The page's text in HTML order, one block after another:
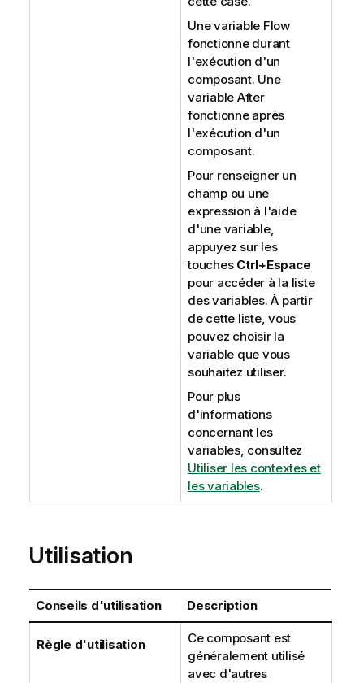
Une variable Flow
fonctionne durant
l'exécution d'un
composant. Une
variable After
fonctionne après
l'exécution d'un
composant.
Pour renseigner un
champ ou une
expression à l'aide
d'une variable,
appuyez sur les
touches Ctrl+Espace
pour accéder à la liste
des variables. À partir
de cette liste, vous
pouvez choisir la
variable que vous
souhaitez utiliser.
Pour plus
d'informations
concernant les
variables, consultez
Utiliser les contextes et
les variables.
Utilisation
Conseils d'utilisation Description
Règle d'utilisation
Ce composant est
généralement utilisé
avec d'autres